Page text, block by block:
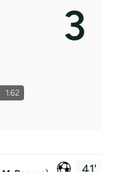
3
1.62